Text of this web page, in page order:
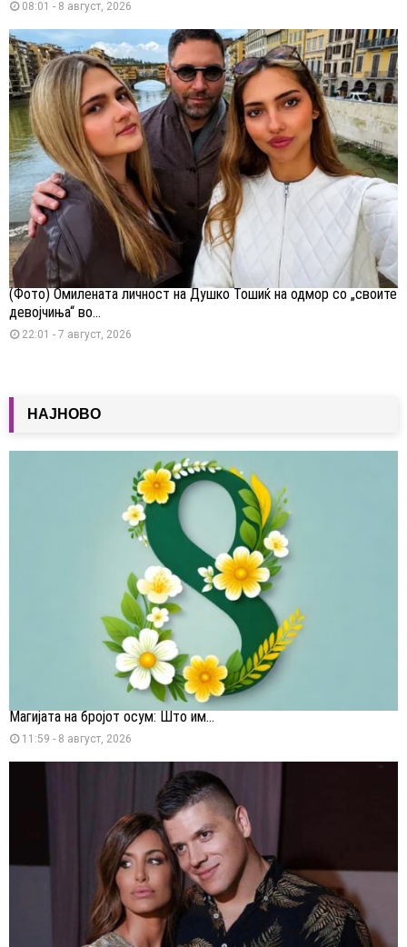
08:01 - 8 август, 2026
(Фото) Омилената личност на Душко Тошиќ на одмор со „своите
девојчиња“ во...
22:01 - 7 август, 2026
НАЈНОВО
Магијата на бројот осум: Што им...
11:59 - 8 август, 2026